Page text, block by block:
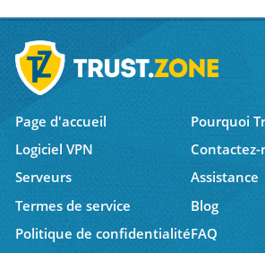
Page d'accueil
Pourquoi
Logiciel VPN
Contactez-
Serveurs
Assistance
Termes de service
Blog
Politique de confidentialitéFAQ